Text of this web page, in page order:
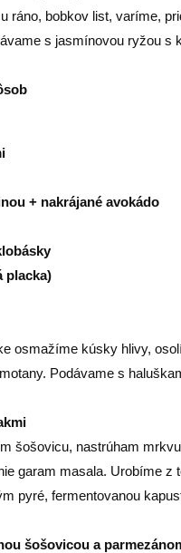
ráno, bobkov list, varíme,
s jasmínovou ryžou s
+ nakrájané avokádo
placka)
osmažíme kúsky hlivy,
Podávame s
šošovicu, nastrúham
garam masala. Urobíme z
pyré, fermentovanou
šošovicou a